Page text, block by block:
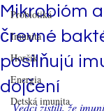
Probiotiká
Imunita
Horčík
Energia
Detská imunita
Mikrobióm
črevné
posilňujú
dojčení
Vedci zistili, že